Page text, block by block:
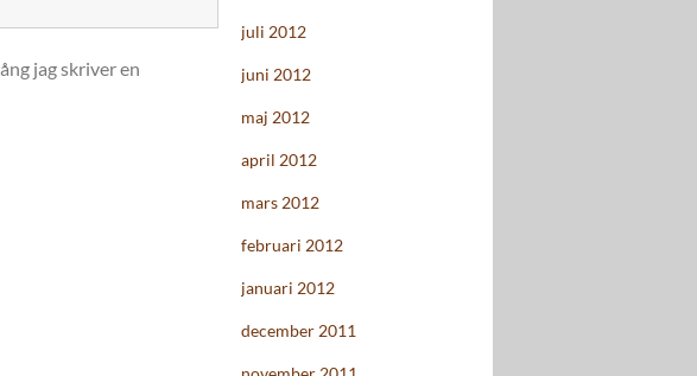
jag skriver en
juli 2012
juni 2012
maj 2012
april 2012
mars 2012
februari 2012
januari 2012
december 2011